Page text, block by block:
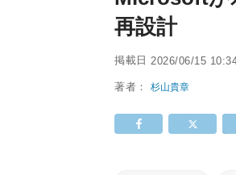
再設計
掲載日 2026/06/15
著者：杉山貴章